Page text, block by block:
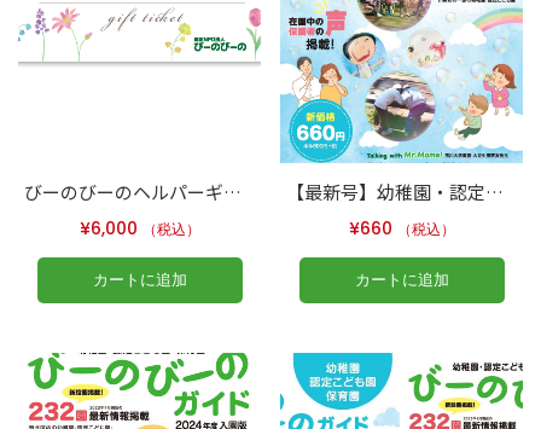
びーのびーのヘルパーギフト券（2時間分）
¥6,000 （税込）
カートに追加
【最新号】幼稚園・認定こども園・保育園ガイド 2025年度入園版
¥660 （税込）
カートに追加